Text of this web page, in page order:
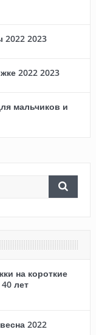
2023
2022 2023
мальчиков и
на короткие
лет
2022